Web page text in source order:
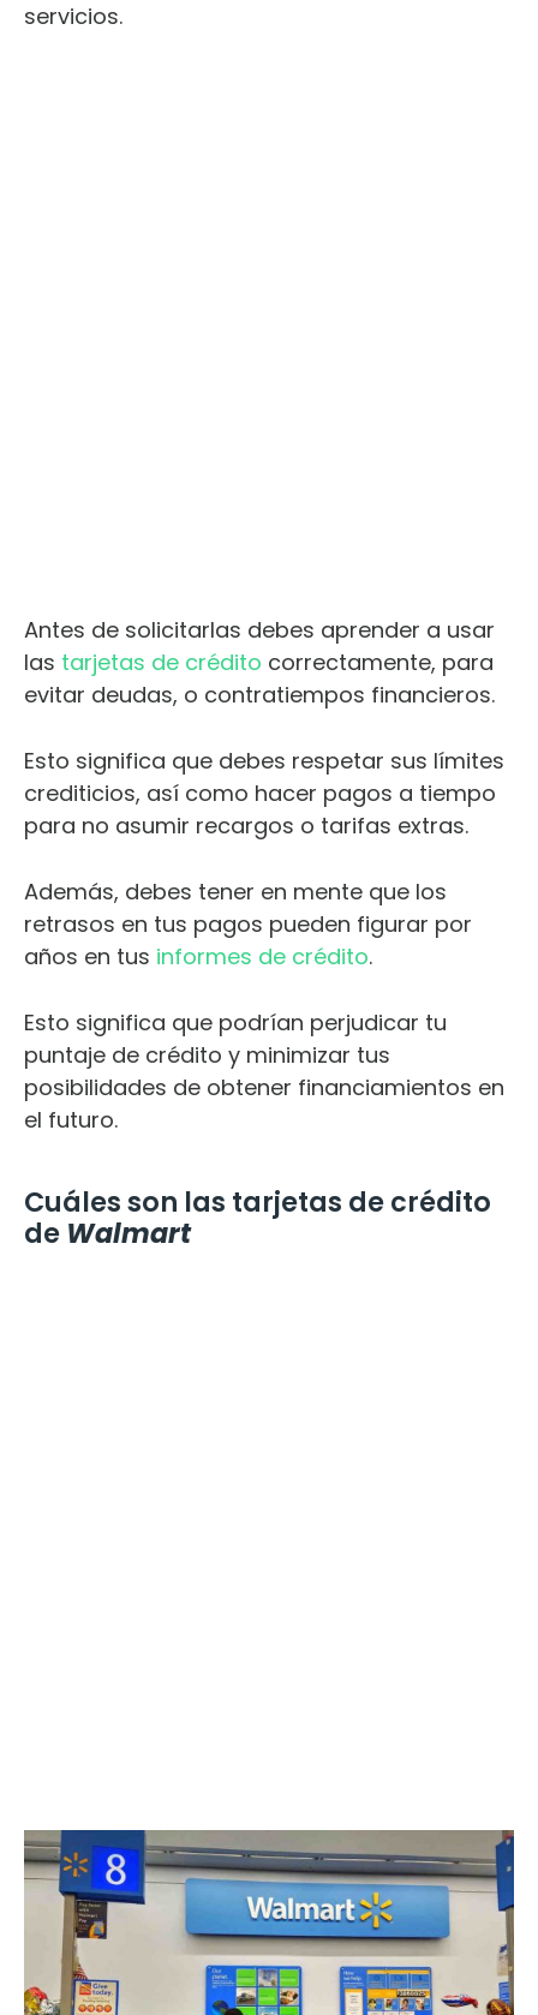
servicios.
Antes de solicitarlas debes aprender a usar
las tarjetas de crédito correctamente, para
evitar deudas, o contratiempos financieros.
Esto significa que debes respetar sus límites
crediticios, así como hacer pagos a tiempo
para no asumir recargos o tarifas extras.
Además, debes tener en mente que los
retrasos en tus pagos pueden figurar por
años en tus informes de crédito.
Esto significa que podrían perjudicar tu
puntaje de crédito y minimizar tus
posibilidades de obtener financiamientos en
el futuro.
Cuáles son las tarjetas de crédito
de Walmart